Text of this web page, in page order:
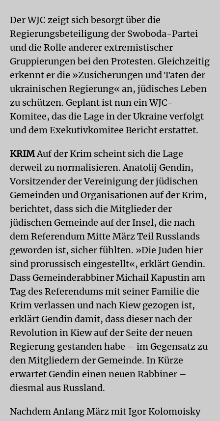
Der WJC zeigt sich besorgt über die
Regierungsbeteiligung der Swoboda-Partei
und die Rolle anderer extremistischer
Gruppierungen bei den Protesten. Gleichzeitig
erkennt er die »Zusicherungen und Taten der
ukrainischen Regierung« an, jüdisches Leben
zu schützen. Geplant ist nun ein WJC-
Komitee, das die Lage in der Ukraine verfolgt
und dem Exekutivkomitee Bericht erstattet.
KRIMAuf der Krim scheint sich die Lage
derweil zu normalisieren. Anatolij Gendin,
Vorsitzender der Vereinigung der jüdischen
Gemeinden und Organisationen auf der Krim,
berichtet, dass sich die Mitglieder der
jüdischen Gemeinde auf der Insel, die nach
dem Referendum Mitte März Teil Russlands
geworden ist, sicher fühlten. »Die Juden hier
sind prorussisch eingestellt«, erklärt Gendin.
Dass Gemeinderabbiner Michail Kapustin am
Tag des Referendums mit seiner Familie die
Krim verlassen und nach Kiew gezogen ist,
erklärt Gendin damit, dass dieser nach der
Revolution in Kiew auf der Seite der neuen
Regierung gestanden habe – im Gegensatz zu
den Mitgliedern der Gemeinde. In Kürze
erwartet Gendin einen neuen Rabbiner –
diesmal aus Russland.
Nachdem Anfang März mit Igor Kolomoisky